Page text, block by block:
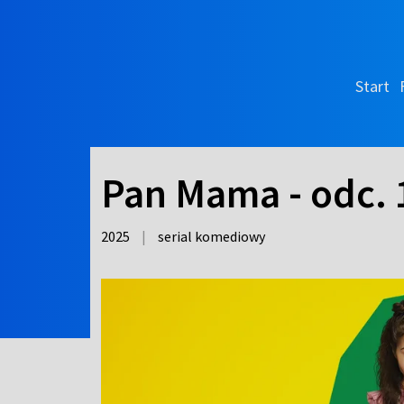
Start
Pan Mama -
2025 | serial komediowy